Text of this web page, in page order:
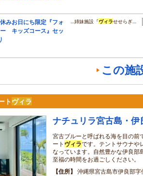
みお日にち限定『フォ
キッズコース』セッ
…姉妹施設『ヴィラせせらぎ…
この施
トヴィラ
ナチュリラ宮古島・伊
宮古ブルーと呼ばれる海を目の前
ート ヴィラです。テントサウナや
なっています。自然豊かな伊良部
至福の時間をお過ごしください。
住所
沖縄県宮古島市伊良部